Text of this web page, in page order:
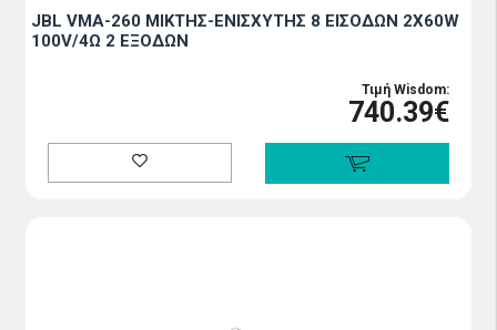
JBL VMA-260 ΜΙΚΤΗΣ-ΕΝΙΣΧΥΤΗΣ 8 ΕΙΣΟΔΩΝ 2X60W
100V/4Ω 2 ΕΞΟΔΩΝ
Τιμή Wisdom:
740.39€